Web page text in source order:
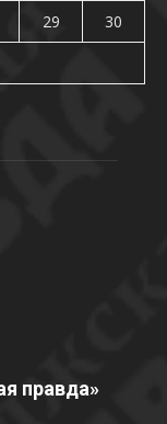
29
30
правда»